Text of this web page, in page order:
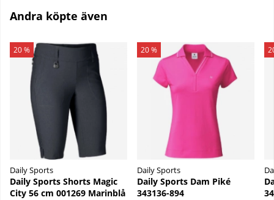
Andra köpte även
20 %
Daily Sports
Daily Sports Shorts Magic
City 56 cm 001269 Marinblå
20 %
Daily Sports
Daily Sports Dam Piké
343136-894